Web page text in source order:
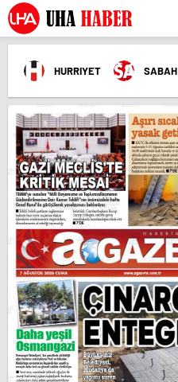
HURRIYET SABAH